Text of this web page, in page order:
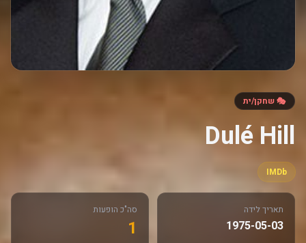
🎭 שחקן/ית
Dulé Hill
IMDb
תאריך לידה
1975-05-03
סה"כ הופעות
1